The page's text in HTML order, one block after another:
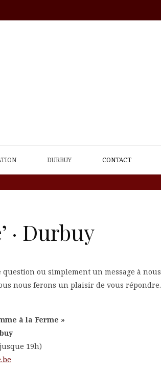
DURBUY CONTACT
· Durbuy
question ou simplement un message à nous
nous ferons un plaisir de vous répondre.
à la Ferme »
19h)